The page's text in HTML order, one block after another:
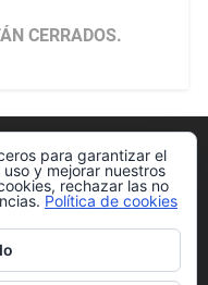
CERRADOS.
para garantizar el
y mejorar nuestros
rechazar las no
Política de cookies